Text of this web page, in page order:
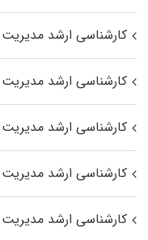
کارشناسی ارشد مدیریت
کارشناسی ارشد مدیریت
کارشناسی ارشد
کارشناسی ارشد
کارشناسی ارشد مدیریت